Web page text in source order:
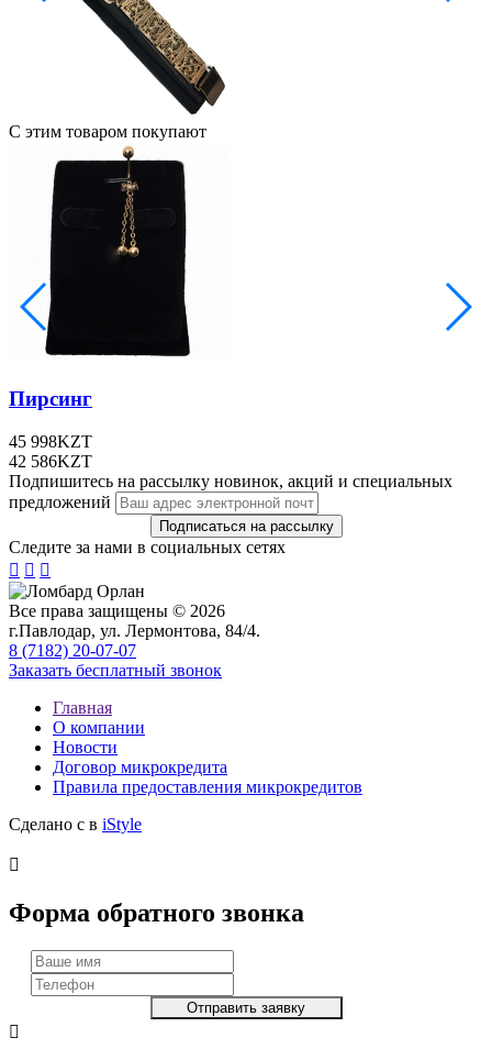
С этим товаром покупают
Пирсинг
45 998KZT
42 586KZT
Подпишитесь на рассылку новинок, акций и специальных
предложений
Следите за нами в социальных сетях
  
Все права защищены © 2026
г.Павлодар, ул. Лермонтова, 84/4.
8 (7182) 20-07-07
Заказать бесплатный звонок
Главная
О компании
Новости
Договор микрокредита
Правила предоставления микрокредитов
Сделано с в iStyle

Форма обратного звонка
